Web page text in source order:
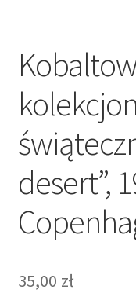
desert”,
35,00 zł